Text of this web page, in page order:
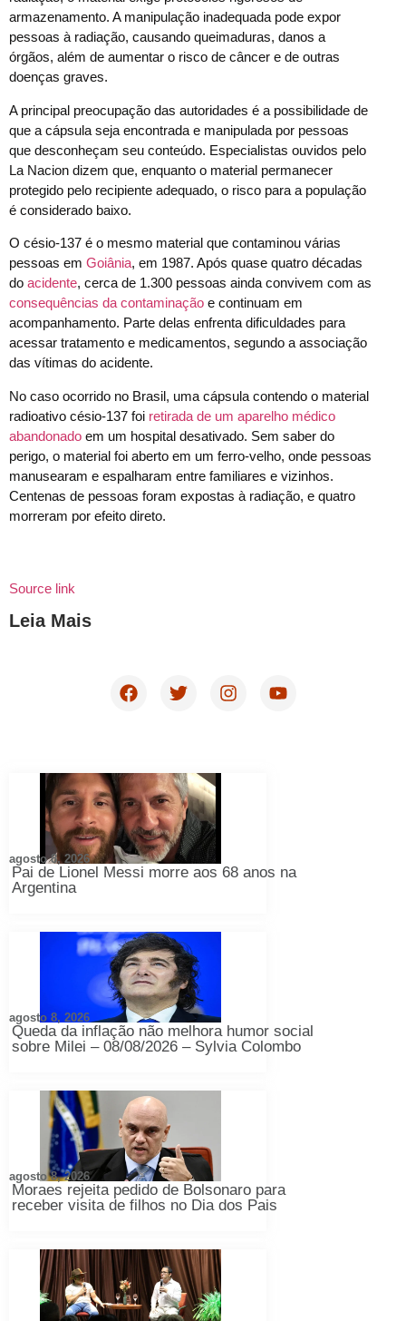
armazenamento. A manipulação inadequada pode expor
pessoas à radiação, causando queimaduras, danos a
órgãos, além de aumentar o risco de câncer e de outras
doenças graves.
A principal preocupação das autoridades é a possibilidade de
que a cápsula seja encontrada e manipulada por pessoas
que desconheçam seu conteúdo. Especialistas ouvidos pelo
La Nacion dizem que, enquanto o material permanecer
protegido pelo recipiente adequado, o risco para a população
é considerado baixo.
O césio-137 é o mesmo material que contaminou várias
pessoas em Goiânia, em 1987. Após quase quatro décadas
do acidente, cerca de 1.300 pessoas ainda convivem com as
consequências da contaminação e continuam em
acompanhamento. Parte delas enfrenta dificuldades para
acessar tratamento e medicamentos, segundo a associação
das vítimas do acidente.
No caso ocorrido no Brasil, uma cápsula contendo o material
radioativo césio-137 foi retirada de um aparelho médico
abandonado em um hospital desativado. Sem saber do
perigo, o material foi aberto em um ferro-velho, onde pessoas
manusearam e espalharam entre familiares e vizinhos.
Centenas de pessoas foram expostas à radiação, e quatro
morreram por efeito direto.
Source link
Leia Mais
Pai de Lionel Messi morre aos 68 anos na
Argentina
agosto 8, 2026
Queda da inflação não melhora humor social
sobre Milei – 08/08/2026 – Sylvia Colombo
agosto 8, 2026
Moraes rejeita pedido de Bolsonaro para
receber visita de filhos no Dia dos Pais
agosto 8, 2026